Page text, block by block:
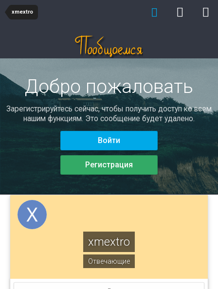
xmextro
Добро пожаловать
Зарегистрируйтесь сейчас, чтобы получить доступ ко всем
нашим функциям. Это сообщение будет удалено.
Войти
Регистрация
xmextro
Отвечающие